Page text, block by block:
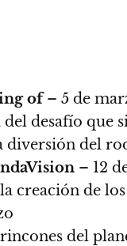
of– 5 de
desafío que
diversión del
– 12
creación de
del